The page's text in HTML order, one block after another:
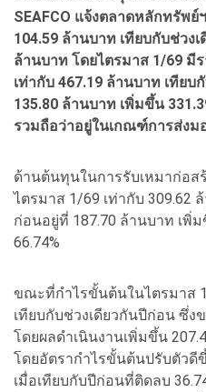
SEAFCO แจ้งตลาดหลักทรัพย์
104.59 ล้านบาท เทียบกับช่วง
ล้านบาท โดยไตรมาส 1/69 มี
เท่ากับ 467.19 ล้านบาท เทีย
135.80 ล้านบาท เพิ่มขึ้น
รวมถือว่าอยู่ในเกณฑ์การส่งม
ด้านต้นทุนในการรับเหมาก่อส
ไตรมาส 1/69 เท่ากับ 309.62
ก่อนอยู่ที่ 187.70 ล้านบาท เพิ่
66.74%
ขณะที่กำไรขั้นต้นในไตรมาส
เทียบกับช่วงเดียวกันปีก่อน ซึ่
โดยผลดำเนินงานเพิ่มขึ้น
โดยอัตรากําไรขั้นต้นปรับตัวดี
เมื่อเทียบกับปีก่อนที่ติดลบ